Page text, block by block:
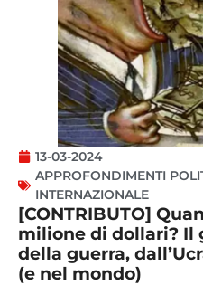
13-03-2024
APPROFONDIMENTI
INTERNAZIONALE
[CONTRIBUTO]
milione di dollari? Il
della guerra,
(e nel mondo)